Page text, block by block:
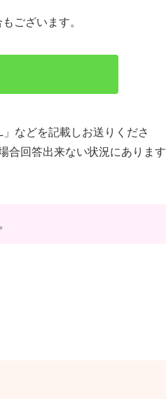
ございます。
などを記載しお送りくださ
合回答出来ない状況にあります